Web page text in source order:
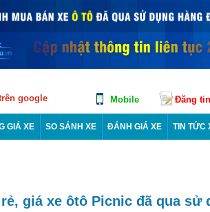
google Mobile Đăng
GIÁ XE SO SÁNH XE ĐÁNH GIÁ XE TIN TỨC
giá xe ôtô Picnic đã qua sử